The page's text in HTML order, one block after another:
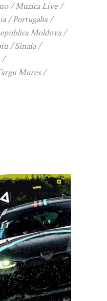
Muzica Live
Portugalia
Moldova
Sinaia
Mures